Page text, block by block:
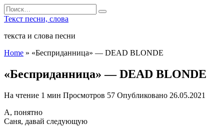
Перейти
к
Search
for:
Текст песни, слова
текста и слова песни
Home » «Бесприданница» — DEAD BLONDE
«Бесприданница» — DEAD BLONDE
На чтение 1 мин Просмотров 57 Опубликовано 26.05.2021
­А, понятно
Саня, давай следующую